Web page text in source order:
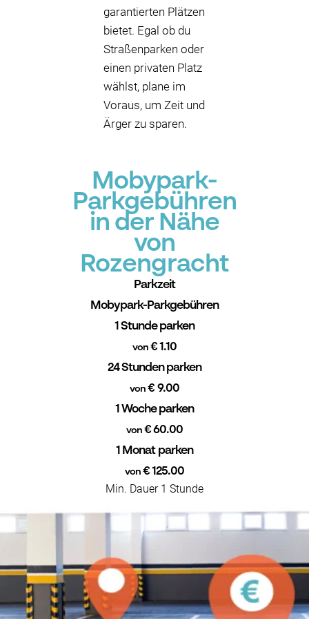
garantierten Plätzen
bietet. Egal ob du
Straßenparken oder
einen privaten Platz
wählst, plane im
Voraus, um Zeit und
Ärger zu sparen.
Mobypark-
Parkgebühren
in der Nähe
von
Rozengracht
Parkzeit
Mobypark-Parkgebühren
1 Stunde parken
von€ 1.10
24 Stunden parken
von € 9.00
1 Woche parken
von€ 60.00
1 Monat parken
von€ 125.00
Min. Dauer 1 Stunde